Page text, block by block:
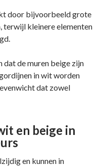
door bijvoorbeeld grote
terwijl kleinere elementen
dat de muren beige zijn
in wit worden
dat zowel
en beige in
en kunnen in